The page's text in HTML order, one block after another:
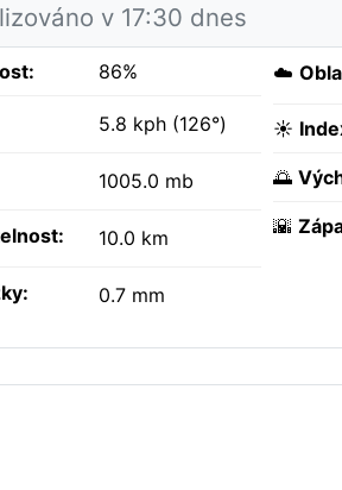
v 17:30 dnes
86%
5.8 kph (126°)
1005.0 mb
10.0 km
0.7 mm
☁️
☀️
🌅
🌇